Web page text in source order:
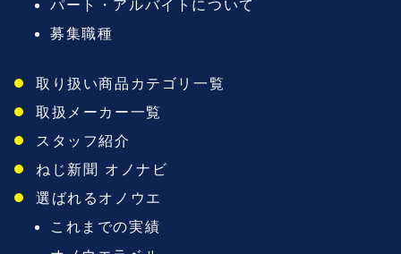
パート・アルバイトについて
募集職種
取り扱い商品カテゴリ一覧
取扱メーカー一覧
スタッフ紹介
ねじ新聞 オノナビ
選ばれるオノウエ
これまでの実績